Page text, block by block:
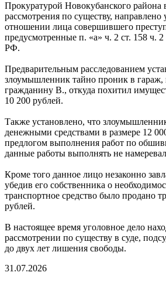
Прокуратурой Новокубанского района
рассмотрения по существу, направлено
отношении лица совершившего
предусмотренные п. «а» ч. 2 ст. 158 ч.
РФ.
Предварительным расследованием
злоумышленник тайно проник в
гражданину В., откуда похитил
10 200 рублей.
Также установлено, что
денежными средствами в размере 12
предлогом выполнения работ по
данные работы выполнять не
Кроме того данное лицо незаконно
убедив его собственника о
транспортное средство было продано
рублей.
В настоящее время уголовное дело
рассмотрении по существу в суде,
до двух лет лишения свободы.
31.07.2026